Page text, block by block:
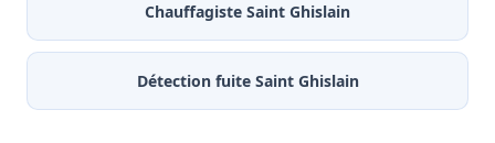
Chauffagiste Saint Ghislain
Détection fuite Saint Ghislain